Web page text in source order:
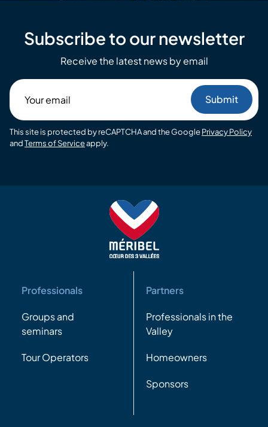
Subscribe to our newsletter
Receive the latest news by email
email
This site is protected by reCAPTCHA and the GooglePrivacy Policy
andTerms of Serviceapply.
Professionals
Groups and
seminars
Tour Operators
Partners
Professionals in the
Valley
Homeowners
Sponsors